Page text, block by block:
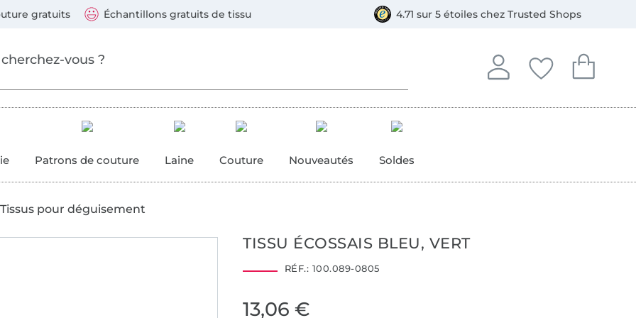
gratuits Échantillons gratuits de tissu 4.71 sur 5 étoiles chez Trusted Shops
Se connecter
Se connecter à votre
Mes favoris
Vous avez
Mon
Vous avez
Patrons de couture Laine Couture Nouveautés Soldes
Tissus pour déguisement
TISSU ÉCOSSAIS BLEU, VERT
RÉF.: 100.089-0805
13,06 €
suivants : Visa, Mastercard, Carte bleue, PayPal, Virement, Bancontact